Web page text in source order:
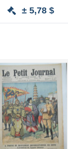
± 5,78 $